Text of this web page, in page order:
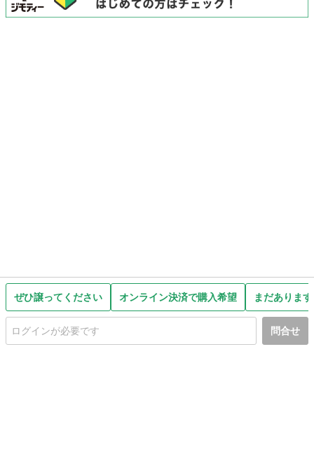
ぜひ譲ってください オンライン決済で購入希望 まだありま
問合せ